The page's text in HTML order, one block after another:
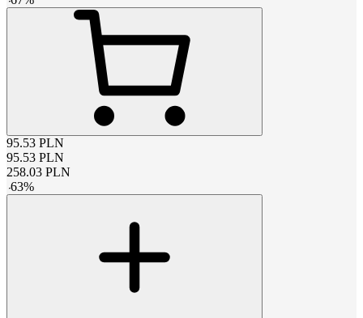
95.53 PLN
95.53 PLN
258.03 PLN
-63%